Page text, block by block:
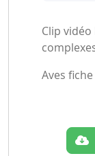
Clip
Aves